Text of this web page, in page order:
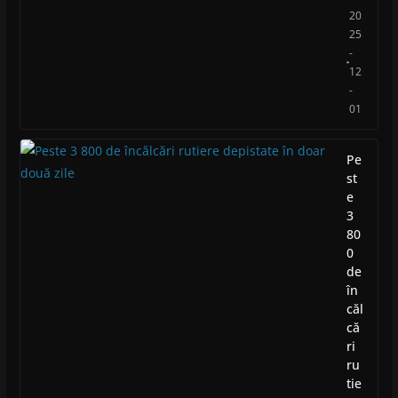
20
25
-
12
-
01
Pe
st
e
3
80
0
de
în
căl
că
ri
ru
tie